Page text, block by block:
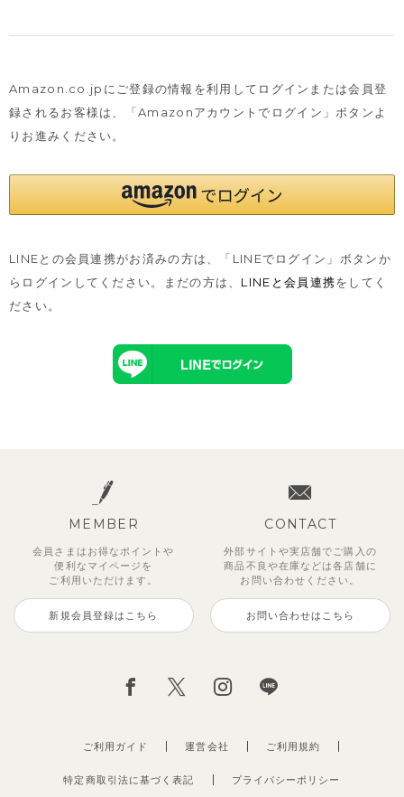
Amazon.co.jpにご登録の情報を利用してログインまたは会員登
録されるお客様は、
「Amazonアカウントでログイン」ボタンよ
りお進みください。
LINEとの会員連携がお済みの方は、「LINEでログイン」ボタンか
らログインしてください。まだの方は、 LINEと会員連携をしてく
ださい。
MEMBER
会員さまはお得なポイントや
便利な マイページを
ご利用いただけます。
新規会員登録はこちら
CONTACT
外部サイトや実店舗でご購入の
商品不良や在庫などは各店舗に
お問い合わせください。
お問い合わせはこちら
ご利用ガイド 運営会社
特定商取引法に基づく表記 プライバシーポリシー
ご利用規約